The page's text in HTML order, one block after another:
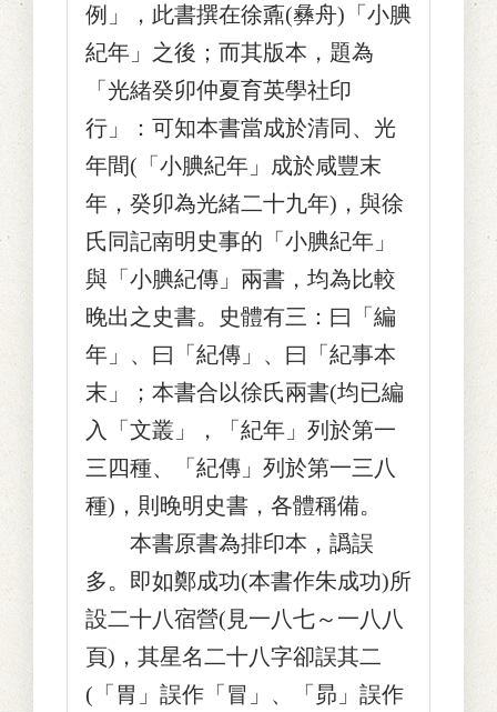
例」，此書撰在徐鼒(彝舟)「小腆
紀年」之後；而其版本，題為
「光緒癸卯仲夏育英學社印
行」：可知本書當成於清同、光
年間(「小腆紀年」成於咸豐末
年，癸卯為光緒二十九年)，與徐
氏同記南明史事的「小腆紀年」
與「小腆紀傳」兩書，均為比較
晚出之史書。史體有三：曰「編
年」、曰「紀傳」、曰「紀事本
末」；本書合以徐氏兩書(均已編
入「文叢」，「紀年」列於第一
三四種、「紀傳」列於第一三八
種)，則晚明史書，各體稱備。
本書原書為排印本，譌誤
多。即如鄭成功(本書作朱成功)所
設二十八宿營(見一八七～一八八
頁)，其星名二十八字卻誤其二
(「胃」誤作「冒」、「昴」誤作